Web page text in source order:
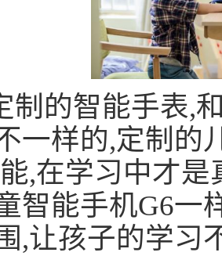
制的智能手表,
一样的,定制的
,在学习中才
智能手机G6一
,让孩子的学习